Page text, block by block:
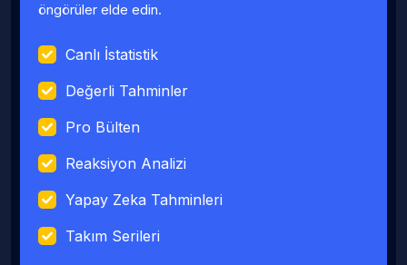
öngörüler elde edin.
Canlı İstatistik
Değerli Tahminler
Pro Bülten
Reaksiyon Analizi
Yapay Zeka Tahminleri
Takım Serileri